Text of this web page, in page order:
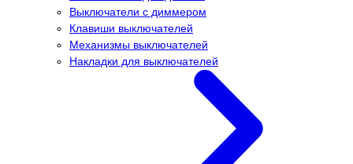
Выключатели с диммером
Клавиши выключателей
Механизмы выключателей
Накладки для выключателей